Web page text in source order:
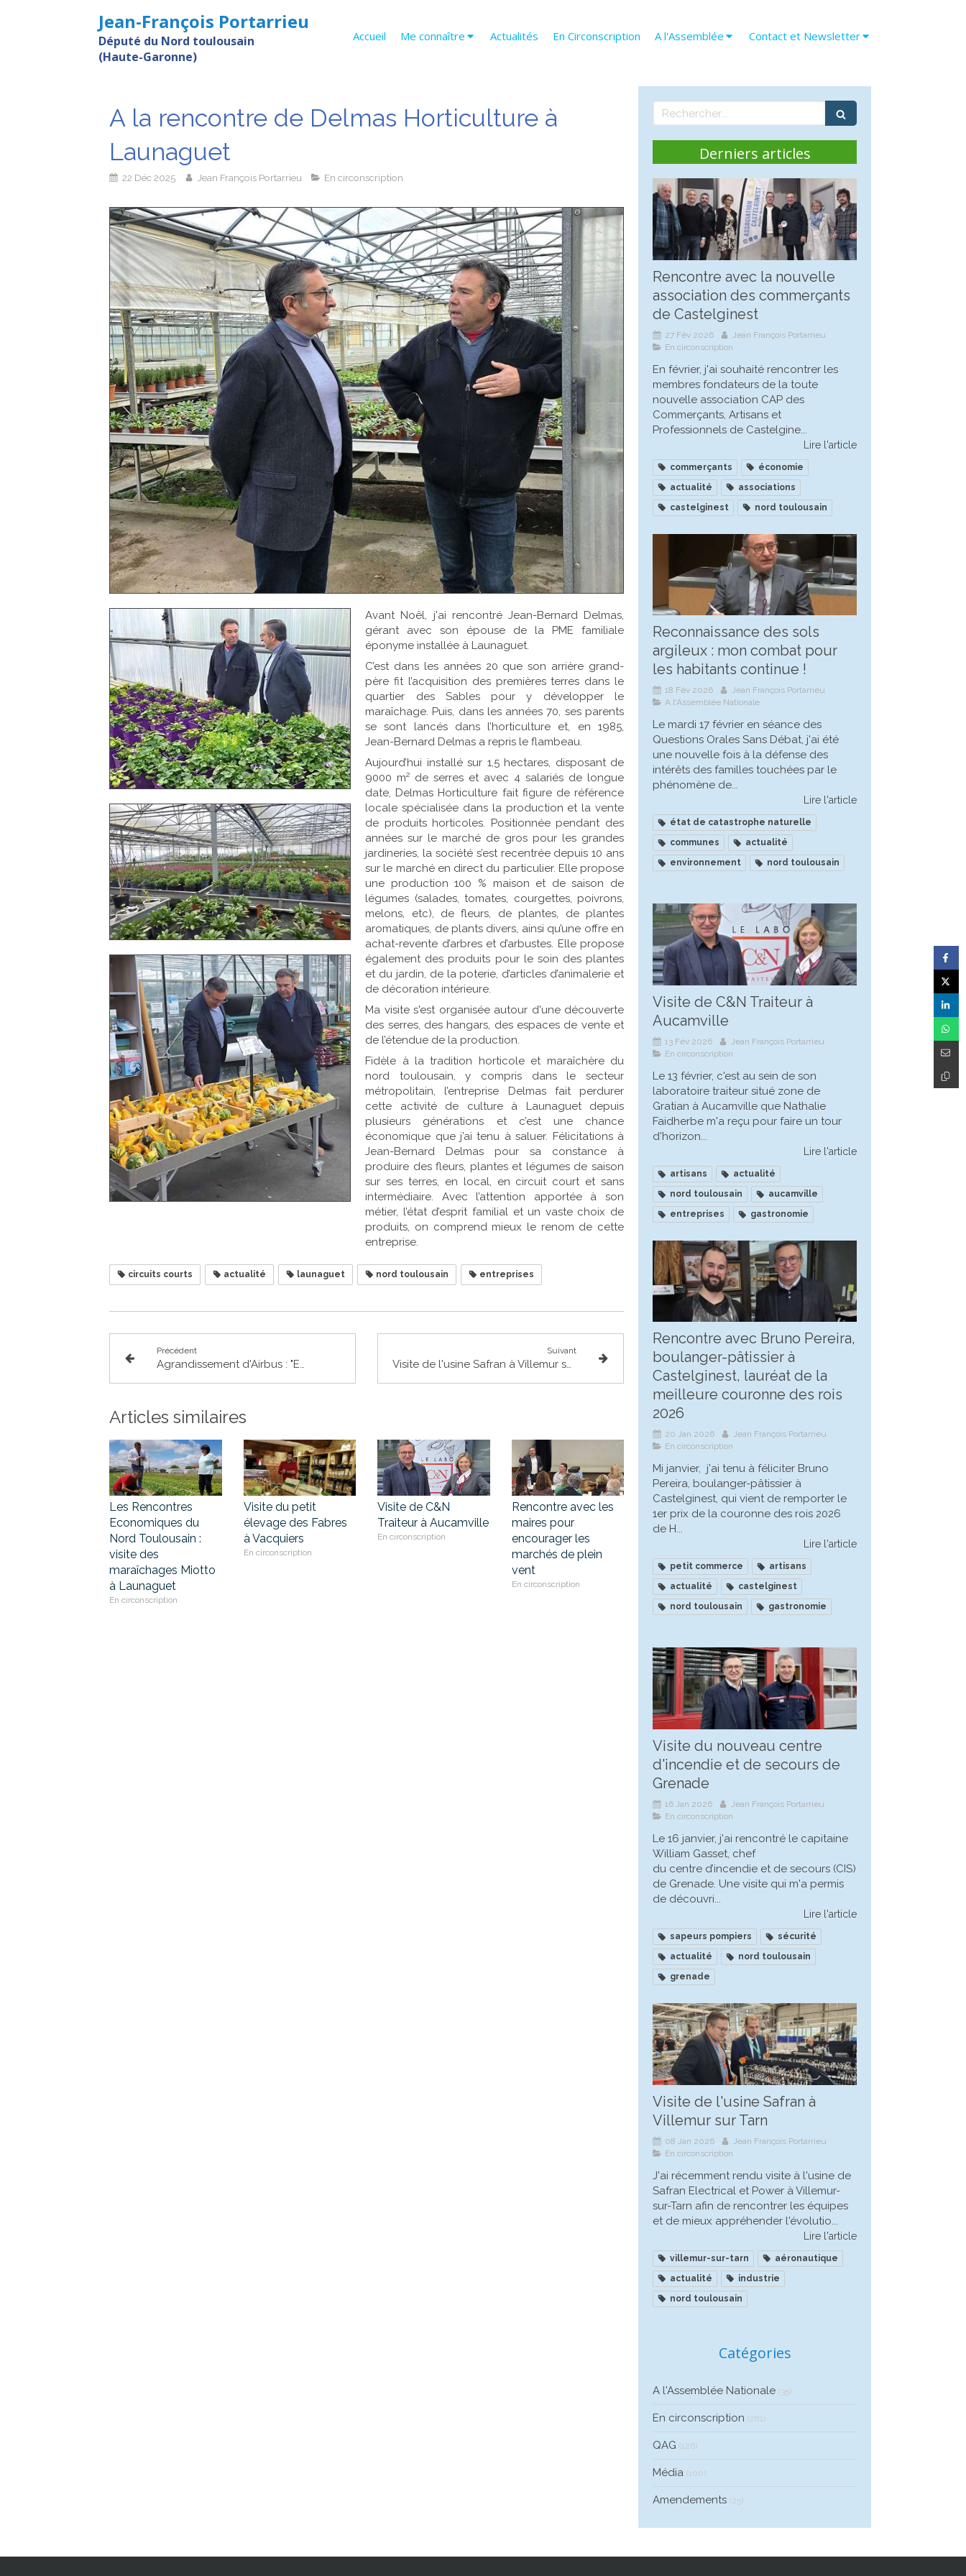
Accueil Me connaître Actualités En Circonscription A l'Assemblée Contact et Newsletter
Jean-François Portarrieu
Député du Nord toulousain
(Haute-Garonne)
A la rencontre de Delmas Horticulture à
Launaguet
22 Déc 2025 Jean François Portarrieu En circonscription
Avant Noêl, j'ai rencontré Jean-Bernard Delmas,
gérant avec son épouse de la PME familiale
éponyme installée à Launaguet.
C’est dans les années 20 que son arrière grand-
père fit l’acquisition des premières terres dans le
quartier des Sables pour y développer le
maraîchage. Puis, dans les années 70, ses parents
se sont lancés dans l’horticulture et, en 1985,
Jean-Bernard Delmas a repris le flambeau.
Aujourd’hui installé sur 1,5 hectares, disposant de
9000 m² de serres et avec 4 salariés de longue
date, Delmas Horticulture fait figure de référence
locale spécialisée dans la production et la vente
de produits horticoles. Positionnée pendant des
années sur le marché de gros pour les grandes
jardineries, la société s’est recentrée depuis 10 ans
sur le marché en direct du particulier. Elle propose
une production 100 % maison et de saison de
légumes (salades, tomates, courgettes, poivrons,
melons, etc), de fleurs, de plantes, de plantes
aromatiques, de plants divers, ainsi qu’une offre en
achat-revente d’arbres et d’arbustes. Elle propose
également des produits pour le soin des plantes
et du jardin, de la poterie, d’articles d’animalerie et
de décoration intérieure.
Ma visite s'est organisée autour d'une découverte
des serres, des hangars, des espaces de vente et
de l’étendue de la production.
Fidèle à la tradition horticole et maraîchère du
nord toulousain, y compris dans le secteur
métropolitain, l’entreprise Delmas fait perdurer
cette activité de culture à Launaguet depuis
plusieurs générations et c’est une chance
économique que j’ai tenu à saluer. Félicitations à
Jean-Bernard Delmas pour sa constance à
produire des fleurs, plantes et légumes de saison
sur ses terres, en local, en circuit court et sans
intermédiaire. Avec l’attention apportée à son
métier, l’état d’esprit familial et un vaste choix de
produits, on comprend mieux le renom de cette
entreprise.
circuits courts actualité launaguet nord toulousain entreprises
Précédent Suivant
Articles similaires
Les Rencontres
Economiques du
Nord Toulousain :
visite des
maraîchages Miotto
à Launaguet
En circonscription
Visite du petit
élevage des Fabres
à Vacquiers
En circonscription
Visite de C&N
Traiteur à Aucamville
En circonscription
Rencontre avec les
maires pour
encourager les
marchés de plein
vent
En circonscription
Rechercher
Derniers articles
Rencontre avec la nouvelle
association des commerçants
de Castelginest
27 Fév 2026
Jean François Portarrieu
En circonscription
En février, j'ai souhaité rencontrer les
membres fondateurs de la toute
nouvelle association CAP des
Commerçants, Artisans et
Professionnels de Castelgine...
Lire l'article
commerçants
économie
actualité
associations
castelginest
nord toulousain
Reconnaissance des sols
argileux : mon combat pour
les habitants continue !
18 Fév 2026
Jean François Portarrieu
A l'Assemblée Nationale
Le mardi 17 février en séance des
Questions Orales Sans Débat, j'ai été
une nouvelle fois à la défense des
intérêts des familles touchées par le
phénomène de...
Lire l'article
état de catastrophe naturelle
communes
actualité
environnement
nord toulousain
Visite de C&N Traiteur à
Aucamville
13 Fév 2026
Jean François Portarrieu
En circonscription
Le 13 février, c'est au sein de son
laboratoire traiteur situé zone de
Gratian à Aucamville que Nathalie
Faidherbe m'a reçu pour faire un tour
d'horizon...
Lire l'article
artisans
actualité
nord toulousain
aucamville
entreprises
gastronomie
Rencontre avec Bruno Pereira,
boulanger-pâtissier à
Castelginest, lauréat de la
meilleure couronne des rois
2026
20 Jan 2026
Jean François Portarrieu
En circonscription
Mi janvier, j'ai tenu à féliciter Bruno
Pereira, boulanger-pâtissier à
Castelginest, qui vient de remporter le
1er prix de la couronne des rois 2026
de H...
Lire l'article
petit commerce
artisans
actualité
castelginest
nord toulousain
gastronomie
Visite du nouveau centre
d'incendie et de secours de
Grenade
16 Jan 2026
Jean François Portarrieu
En circonscription
Le 16 janvier, j'ai rencontré le capitaine
William Gasset, chef
du centre d’incendie et de secours (CIS)
de Grenade. Une visite qui m'a permis
de découvri...
Lire l'article
sapeurs pompiers
sécurité
actualité
nord toulousain
grenade
Visite de l'usine Safran à
Villemur sur Tarn
08 Jan 2026
Jean François Portarrieu
En circonscription
J'ai récemment rendu visite à l'usine de
Safran Electrical et Power à Villemur-
sur-Tarn afin de rencontrer les équipes
et de mieux appréhender l'évolutio...
Lire l'article
villemur-sur-tarn
aéronautique
actualité
industrie
nord toulousain
Catégories
A l'Assemblée Nationale (35)
En circonscription (281)
QAG (126)
Média (100)
Amendements (25)